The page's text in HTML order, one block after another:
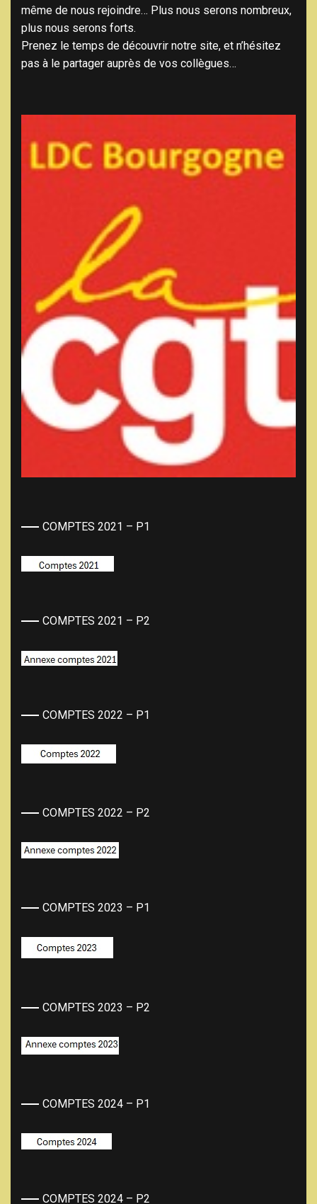
même de nous rejoindre… Plus nous serons nombreux,
plus nous serons forts.
Prenez le temps de découvrir notre site, et n’hésitez
pas à le partager auprès de vos collègues…
COMPTES 2021 – P1
COMPTES 2021 – P2
COMPTES 2022 – P1
COMPTES 2022 – P2
COMPTES 2023 – P1
COMPTES 2023 – P2
COMPTES 2024 – P1
COMPTES 2024 – P2